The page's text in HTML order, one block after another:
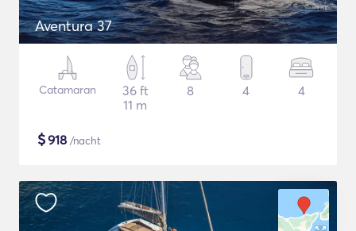
Aventura 37
Catamaran
36 ft
11 m
8 4 4
$918 /nacht